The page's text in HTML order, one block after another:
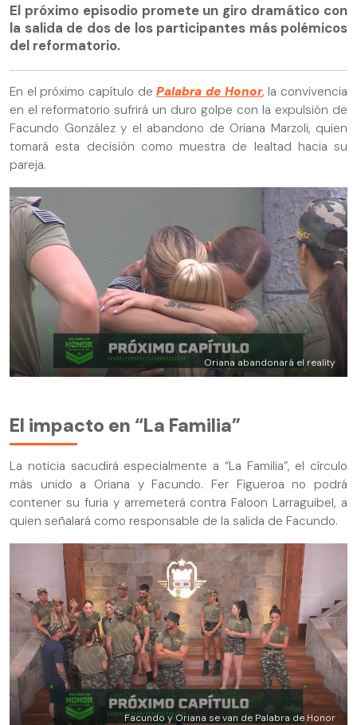
El próximo episodio promete un giro dramático con
la salida de dos de los participantes más polémicos
del reformatorio.
En el próximo capítulo dePalabra de Honor, la convivencia
en el reformatorio sufrirá un duro golpe con la expulsión de
Facundo González y el abandono de Oriana Marzoli, quien
tomará esta decisión como muestra de lealtad hacia su
pareja.
Oriana abandonará el reality
El impacto en “La Familia”
La noticia sacudirá especialmente a “La Familia”, el círculo
más unido a Oriana y Facundo. Fer Figueroa no podrá
contener su furia y arremeterá contra Faloon Larraguibel, a
quien señalará como responsable de la salida de Facundo.
Facundo y Oriana se van de Palabra de Honor